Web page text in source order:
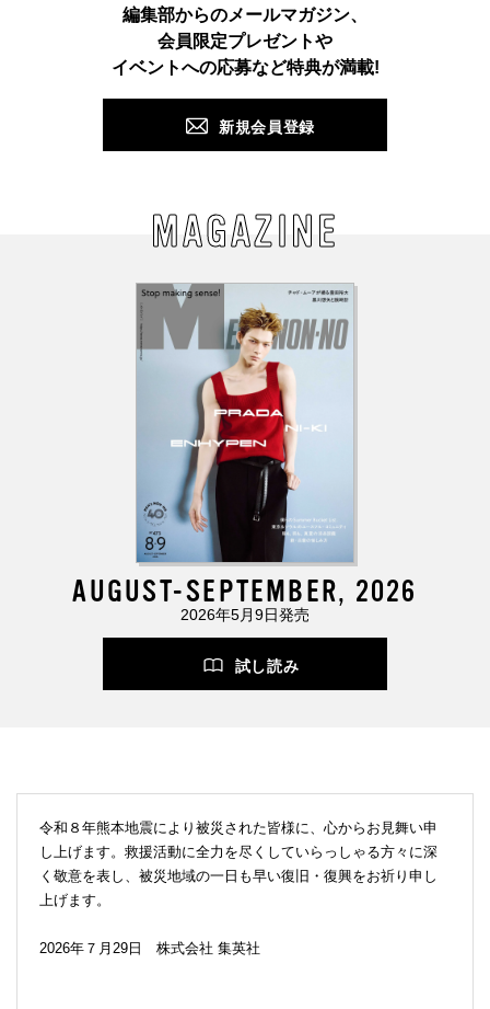
TikTok X Facebook Pinterest LINE
編集部からのメールマガジン、
会員限定プレゼントや
イベントへの応募など特典が満載!
新規会員登録
MAGAZINE
AUGUST-SEPTEMBER, 2026
2026年5月9日発売
試し読み
令和８年熊本地震により被災された皆様に、心からお見舞い申
し上げます。救援活動に全力を尽くしていらっしゃる方々に深
く敬意を表し、被災地域の一日も早い復旧・復興をお祈り申し
上げます。
2026年７月29日 株式会社 集英社